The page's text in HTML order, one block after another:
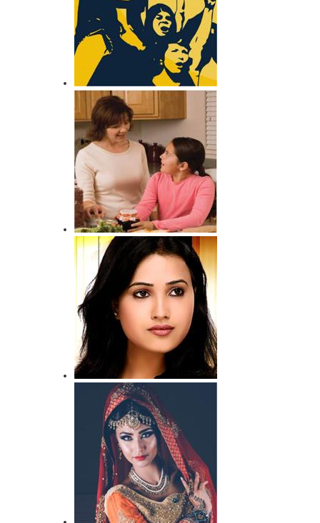
मी टू अभियान
क़ामयाब गृहिणी के लिए कुछ
महत्वपूर्ण सूत्र
नारी का अस्तित्व